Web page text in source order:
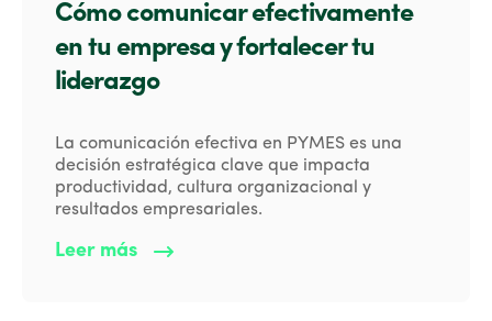
Cómo comunicar efectivamente
en tu empresa y fortalecer tu
liderazgo
La comunicación efectiva en PYMES es una
decisión estratégica clave que impacta
productividad, cultura organizacional y
resultados empresariales.
Leer más